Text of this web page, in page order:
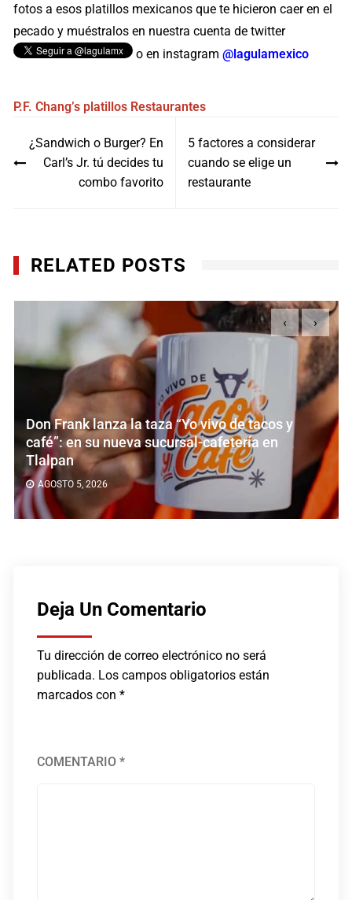
fotos a esos platillos mexicanos que te hicieron caer en el
pecado y muéstralos en nuestra cuenta de twitter
o en instagram@lagulamexico
P.F. Chang’s platillos Restaurantes
de
entradas
¿Sandwich o Burger? En
Carl’s Jr. tú decides tu
combo favorito
5 factores a considerar
cuando se elige un
restaurante
RELATED POSTS
Don Frank lanza la taza “Yo vivo de tacos y
café”: en su nueva sucursal-cafetería en
Tlalpan
AGOSTO 5, 2026
‹ ›
Deja Un Comentario
Tu dirección de correo electrónico no será
publicada. Los campos obligatorios están
marcados con*
COMENTARIO*